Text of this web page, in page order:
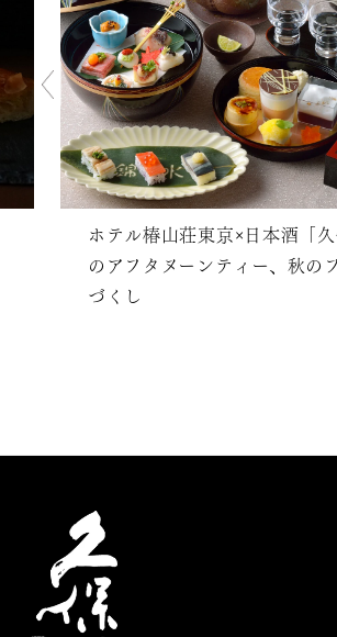
ホテル椿山荘東京×日本酒「久
のアフタヌーンティー、秋の
づくし